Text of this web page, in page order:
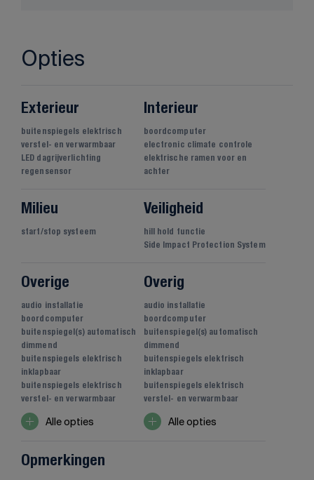
Opties
Exterieur
buitenspiegels elektrisch
verstel- en verwarmbaar
LED dagrijverlichting
regensensor
Interieur
boordcomputer
electronic climate controle
elektrische ramen voor en
achter
Milieu
start/stop systeem
Veiligheid
hill hold functie
Side Impact Protection System
Overige
audio installatie
boordcomputer
buitenspiegel(s) automatisch
dimmend
buitenspiegels elektrisch
inklapbaar
buitenspiegels elektrisch
verstel- en verwarmbaar
Alle opties
Overig
audio installatie
boordcomputer
buitenspiegel(s) automatisch
dimmend
buitenspiegels elektrisch
inklapbaar
buitenspiegels elektrisch
verstel- en verwarmbaar
Alle opties
Opmerkingen